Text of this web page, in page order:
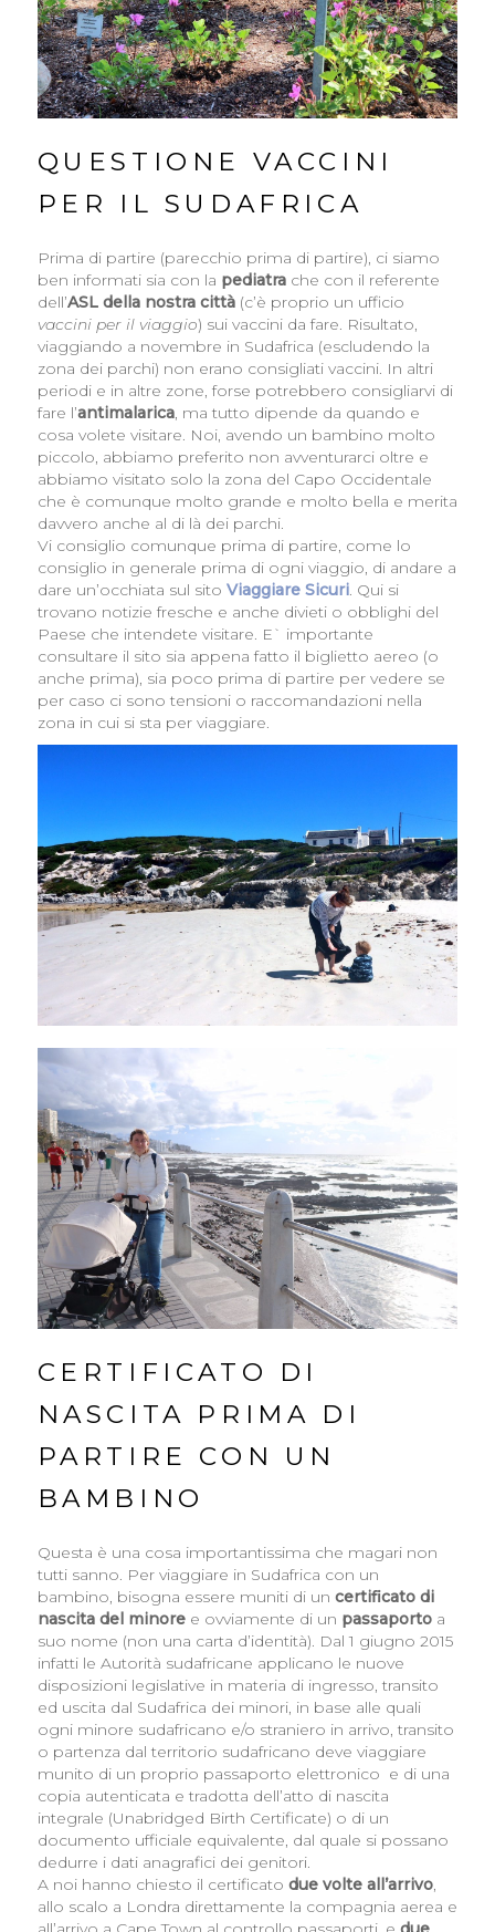
QUESTIONE VACCINI
PER IL SUDAFRICA
Prima di partire (parecchio prima di partire), ci siamo
ben informati sia con la pediatrache con il referente
dell’ASL della nostra città(c’è proprio un ufficio
vaccini per il viaggio) sui vaccini da fare. Risultato,
viaggiando a novembre in Sudafrica (escludendo la
zona dei parchi) non erano consigliati vaccini. In altri
periodi e in altre zone, forse potrebbero consigliarvi di
fare l’antimalarica, ma tutto dipende da quando e
cosa volete visitare. Noi, avendo un bambino molto
piccolo, abbiamo preferito non avventurarci oltre e
abbiamo visitato solo la zona del Capo Occidentale
che è comunque molto grande e molto bella e merita
davvero anche al di là dei parchi.
Vi consiglio comunque prima di partire, come lo
consiglio in generale prima di ogni viaggio, di andare a
dare un’occhiata sul sito Viaggiare Sicuri. Qui si
trovano notizie fresche e anche divieti o obblighi del
Paese che intendete visitare. E` importante
consultare il sito sia appena fatto il biglietto aereo (o
anche prima), sia poco prima di partire per vedere se
per caso ci sono tensioni o raccomandazioni nella
zona in cui si sta per viaggiare.
CERTIFICATO DI
NASCITA PRIMA DI
PARTIRE CON UN
BAMBINO
Questa è una cosa importantissima che magari non
tutti sanno. Per viaggiare in Sudafrica con un
bambino, bisogna essere muniti di un certificato di
nascita del minoree ovviamente di un passaportoa
suo nome (non una carta d’identità). Dal 1 giugno 2015
infatti le Autorità sudafricane applicano le nuove
disposizioni legislative in materia di ingresso, transito
ed uscita dal Sudafrica dei minori, in base alle quali
ogni minore sudafricano e/o straniero in arrivo, transito
o partenza dal territorio sudafricano deve viaggiare
munito di un proprio passaporto elettronico e di una
copia autenticata e tradotta dell’atto di nascita
integrale (Unabridged Birth Certificate) o di un
documento ufficiale equivalente, dal quale si possano
dedurre i dati anagrafici dei genitori.
A noi hanno chiesto il certificato due volte all’arrivo,
allo scalo a Londra direttamente la compagnia aerea e